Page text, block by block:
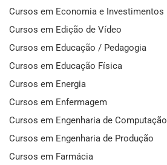
Cursos em Economia e Investimentos
Cursos em Edição de Vídeo
Cursos em Educação / Pedagogia
Cursos em Educação Física
Cursos em Energia
Cursos em Enfermagem
Cursos em Engenharia de Computação
Cursos em Engenharia de Produção
Cursos em Farmácia